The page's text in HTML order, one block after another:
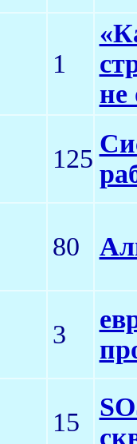
1
не
125
80
3
15